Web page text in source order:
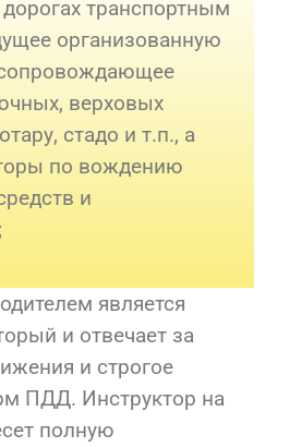
транспортным
организованную
верховых
стадо и т.п., а
по вождению
и
;
является
и отвечает за
и строгое
ПДД. Инструктор на
полную